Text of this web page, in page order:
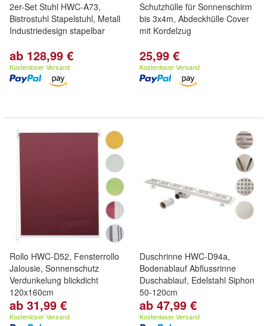
2er-Set Stuhl HWC-A73,
Bistrostuhl Stapelstuhl, Metall
Industriedesign stapelbar
ab 128,99 €
Kostenloser Versand
Schutzhülle für Sonnenschirm
bis 3x4m, Abdeckhülle Cover
mit Kordelzug
25,99 €
Kostenloser Versand
Rollo HWC-D52, Fensterrollo
Jalousie, Sonnenschutz
Verdunkelung blickdicht
120x160cm
ab 31,99 €
Kostenloser Versand
Duschrinne HWC-D94a,
Bodenablauf Abflussrinne
Duschablauf, Edelstahl Siphon
50-120cm
ab 47,99 €
Kostenloser Versand